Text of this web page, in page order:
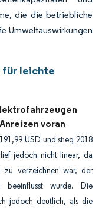
die die betriebliche
Umweltauswirkungen
für leichte
voran
USD und stieg 2018
jedoch nicht linear, da
zu verzeichnen war, der
beeinflusst wurde. Die
jedoch deutlich, als die